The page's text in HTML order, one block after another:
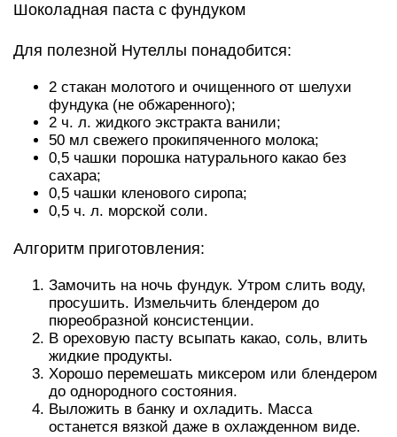
Шоколадная паста с фундуком
Для полезной Нутеллы понадобится:
2 стакан молотого и очищенного от шелухи
фундука (не обжаренного);
2 ч. л. жидкого экстракта ванили;
50 мл свежего прокипяченного молока;
0,5 чашки порошка натурального какао без
сахара;
0,5 чашки кленового сиропа;
0,5 ч. л. морской соли.
Алгоритм приготовления:
Замочить на ночь фундук. Утром слить воду,
просушить. Измельчить блендером до
пюреобразной консистенции.
В ореховую пасту всыпать какао, соль, влить
жидкие продукты.
Хорошо перемешать миксером или блендером
до однородного состояния.
Выложить в банку и охладить. Масса
останется вязкой даже в охлажденном виде.